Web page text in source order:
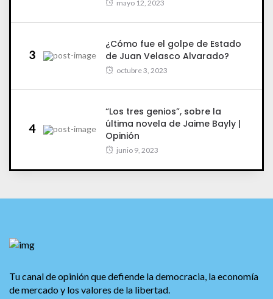
mayo 12, 2023
3
¿Cómo fue el golpe de Estado
de Juan Velasco Alvarado?
octubre 3, 2023
4
“Los tres genios”, sobre la
última novela de Jaime Bayly |
Opinión
junio 9, 2023
Tu canal de opinión que defiende la democracia, la economía
de mercado y los valores de la libertad.